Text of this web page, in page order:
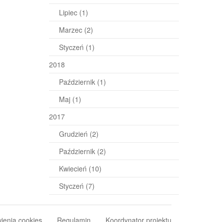
Lipiec (1)
Marzec (2)
Styczeń (1)
2018
Październik (1)
Maj (1)
2017
Grudzień (2)
Październik (2)
Kwiecień (10)
Styczeń (7)
cookies Regulamin Koordynator projektu